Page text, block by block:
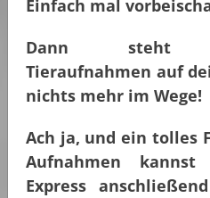
Einfach mal
Dann steht
Tieraufnahmen auf
nichts mehr im Wege!
Ach ja, und ein tolles
Aufnahmen
Express